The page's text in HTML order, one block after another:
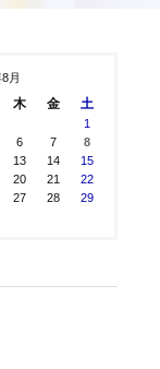
月
木 金 土
1
6 7
8
13 14
15
20 21
22
27 28
29